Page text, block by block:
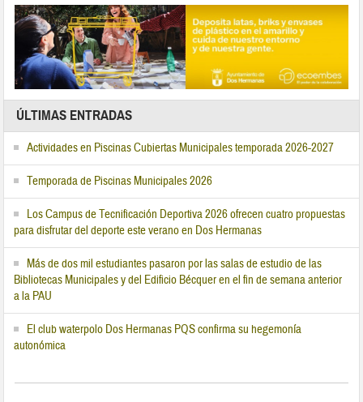
ÚLTIMAS ENTRADAS
Actividades en Piscinas Cubiertas Municipales temporada 2026-2027
Temporada de Piscinas Municipales 2026
Los Campus de Tecnificación Deportiva 2026 ofrecen cuatro propuestas
para disfrutar del deporte este verano en Dos Hermanas
Más de dos mil estudiantes pasaron por las salas de estudio de las
Bibliotecas Municipales y del Edificio Bécquer en el fin de semana anterior
a la PAU
El club waterpolo Dos Hermanas PQS confirma su hegemonía
autonómica